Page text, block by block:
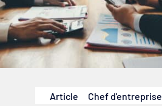
Article Chef d'entreprise